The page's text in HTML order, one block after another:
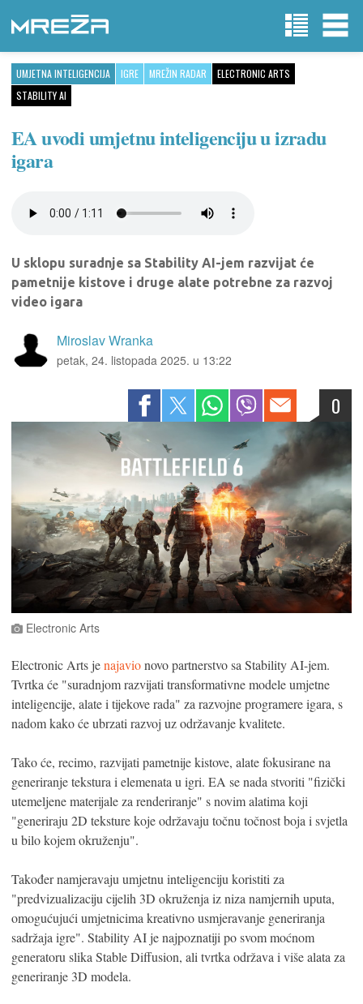
UMJETNA INTELIGENCIJA IGRE MREŽIN RADAR
ELECTRONIC ARTS
STABILITY AI
EA uvodi umjetnu inteligenciju u izradu
igara
U sklopu suradnje sa Stability AI-jem razvijat će
pametnije kistove i druge alate potrebne za razvoj
video igara
Miroslav Wranka
petak, 24. listopada 2025. u 13:22
0
Electronic Arts
Electronic Arts jenajavionovo partnerstvo sa Stability AI-jem.
Tvrtka će "suradnjom razvijati transformativne modele umjetne
inteligencije, alate i tijekove rada" za razvojne programere igara, s
nadom kako će ubrzati razvoj uz održavanje kvalitete.
Tako će, recimo, razvijati pametnije kistove, alate fokusirane na
generiranje tekstura i elemenata u igri. EA se nada stvoriti "fizički
utemeljene materijale za renderiranje" s novim alatima koji
"generiraju 2D teksture koje održavaju točnu točnost boja i svjetla
u bilo kojem okruženju".
Također namjeravaju umjetnu inteligenciju koristiti za
"predvizualizaciju cijelih 3D okruženja iz niza namjernih uputa,
omogućujući umjetnicima kreativno usmjeravanje generiranja
sadržaja igre". Stability AI je najpoznatiji po svom moćnom
generatoru slika Stable Diffusion, ali tvrtka održava i više alata za
generiranje 3D modela.